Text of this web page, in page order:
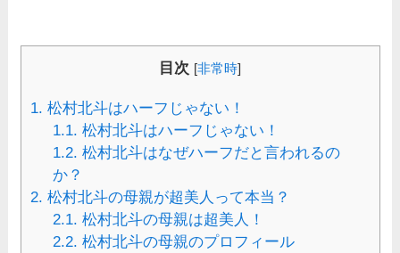
目次 [非常時]
1. 松村北斗はハーフじゃない！
1.1. 松村北斗はハーフじゃない！
1.2. 松村北斗はなぜハーフだと言われるの
か？
2. 松村北斗の母親が超美人って本当？
2.1. 松村北斗の母親は超美人！
2.2. 松村北斗の母親のプロフィール